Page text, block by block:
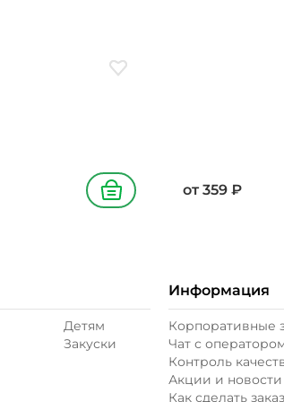
Добавить в избранное
В корзину от 359 ₽
Детям
Закуски
Информация
Корпоративные
Чат с
Контроль
Акции и новости
Как сделать заказ